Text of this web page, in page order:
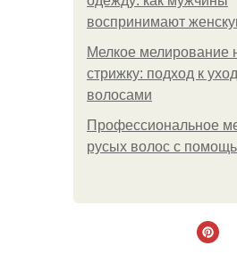
воспринимают
Мелкое мелирование
стрижку: подход к
волосами
Профессиональное
русых волос с